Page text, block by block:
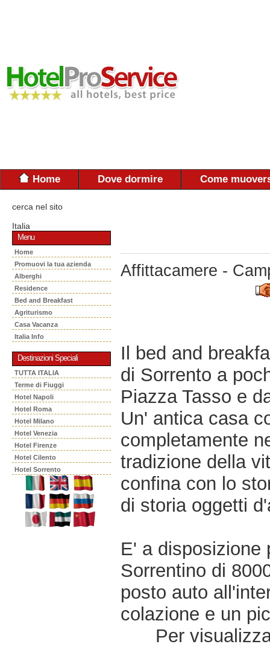
Home Dove dormire Come
cerca nel sito
Italia
Menu
Home
Promuovi la tua azienda
Alberghi
Residence
Bed and Breakfast
Agriturismo
Casa Vacanza
Italia Info
Destinazioni Speciali
TUTTA ITALIA
Terme di Fiuggi
Hotel Napoli
Hotel Roma
Hotel Milano
Hotel Venezia
Hotel Firenze
Hotel Cilento
Hotel Sorrento
Affittacamere -
Il bed and
di Sorrento a
Piazza Tasso e
Un' antica casa
completamente
tradizione della
confina con lo
di storia oggetti
E' a disposizione
Sorrentino di
posto auto
colazione e un
Per